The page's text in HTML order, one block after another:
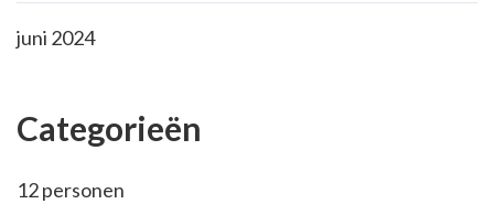
juni 2024
Categorieën
12 personen